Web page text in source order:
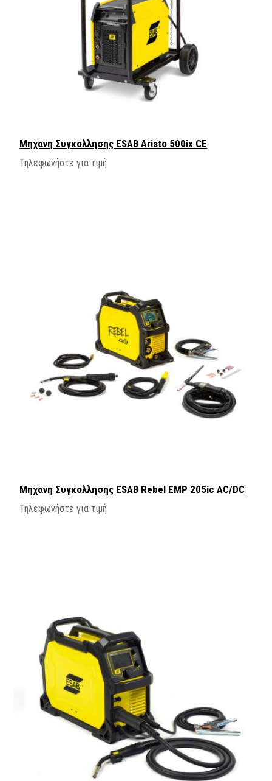
Μηχανη Συγκολλησης ESAB Aristo 500ix CE
Τηλεφωνήστε για τιμή
Mηχανη Συγκολλησης ESAB Rebel EMP 205ic AC/DC
Τηλεφωνήστε για τιμή